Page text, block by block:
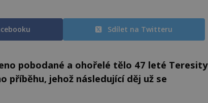
Sdílet na Twitteru
pobodané a ohořelé tělo 47 leté Teresity
příběhu, jehož následující děj už se